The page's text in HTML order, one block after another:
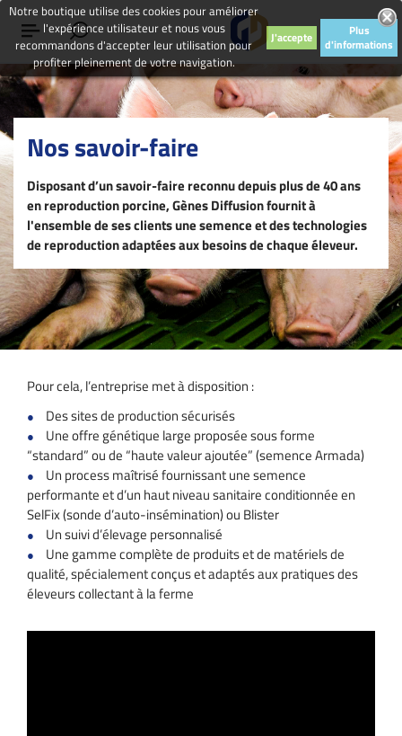
Nos savoir-faire
Disposant d’un savoir-faire reconnu depuis plus de 40 ans
en reproduction porcine, Gènes Diffusion fournit à
l'ensemble de ses clients une semence et des technologies
de reproduction adaptées aux besoins de chaque éleveur.
Pour cela, l’entreprise met à disposition :
Des sites de production sécurisés
Une offre génétique large proposée sous forme
“standard” ou de “haute valeur ajoutée” (semence Armada)
Un process maîtrisé fournissant une semence
performante et d’un haut niveau sanitaire conditionnée en
SelFix (sonde d’auto-insémination) ou Blister
Un suivi d’élevage personnalisé
Une gamme complète de produits et de matériels de
qualité, spécialement conçus et adaptés aux pratiques des
éleveurs collectant à la ferme
Notre boutique utilise des cookies pour améliorer
l'expérience utilisateur et nous vous
recommandons d'accepter leur utilisation pour
profiter pleinement de votre navigation.
J'accepte
Plus
d'informations